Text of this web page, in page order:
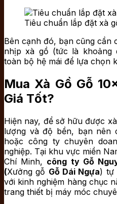
Tiêu chuẩn lắp đặt xà
Bên cạnh đó, bạn cũng cần
nhịp xà gồ (tức là khoảng
toàn bộ hệ mái để lựa chọn
Mua Xà Gồ Gỗ
Giá Tốt?
Hiện nay, để sở hữu được
lượng và độ bền, bạn nên
hoặc công ty chuyên
nghiệp. Tại khu vực miền
Chí Minh, công ty Gỗ
(Xưởng gỗ Gỗ Dái Ngựa) tự
với kinh nghiệm hàng chục
trang thiết bị máy móc